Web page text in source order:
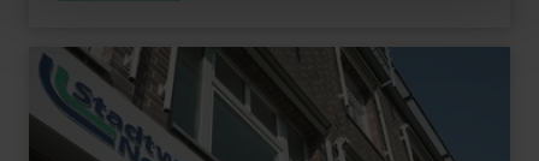
führen.